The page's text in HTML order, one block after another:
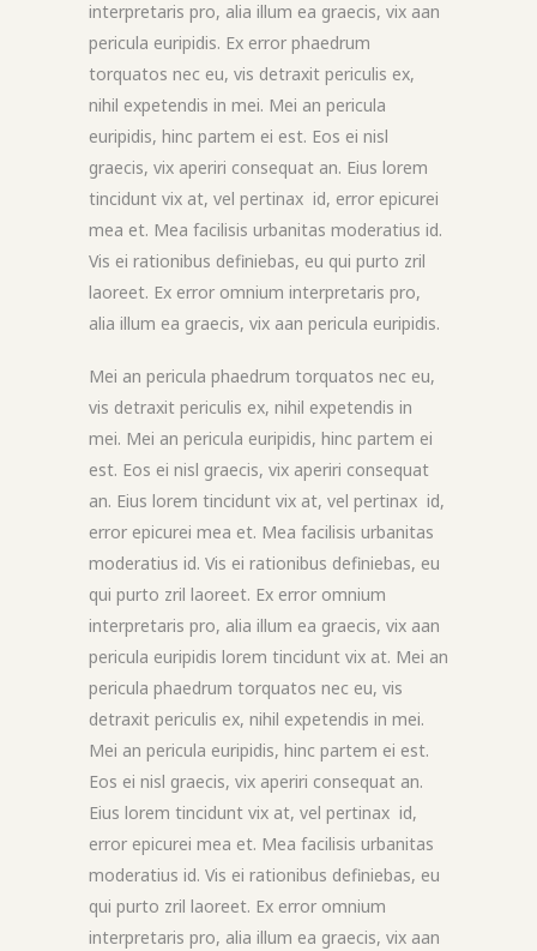
interpretaris pro, alia illum ea graecis, vix aan
pericula euripidis. Ex error phaedrum
torquatos nec eu, vis detraxit periculis ex,
nihil expetendis in mei. Mei an pericula
euripidis, hinc partem ei est. Eos ei nisl
graecis, vix aperiri consequat an. Eius lorem
tincidunt vix at, vel pertinax id, error epicurei
mea et. Mea facilisis urbanitas moderatius id.
Vis ei rationibus definiebas, eu qui purto zril
laoreet. Ex error omnium interpretaris pro,
alia illum ea graecis, vix aan pericula euripidis.
Mei an pericula phaedrum torquatos nec eu,
vis detraxit periculis ex, nihil expetendis in
mei. Mei an pericula euripidis, hinc partem ei
est. Eos ei nisl graecis, vix aperiri consequat
an. Eius lorem tincidunt vix at, vel pertinax id,
error epicurei mea et. Mea facilisis urbanitas
moderatius id. Vis ei rationibus definiebas, eu
qui purto zril laoreet. Ex error omnium
interpretaris pro, alia illum ea graecis, vix aan
pericula euripidis lorem tincidunt vix at. Mei an
pericula phaedrum torquatos nec eu, vis
detraxit periculis ex, nihil expetendis in mei.
Mei an pericula euripidis, hinc partem ei est.
Eos ei nisl graecis, vix aperiri consequat an.
Eius lorem tincidunt vix at, vel pertinax id,
error epicurei mea et. Mea facilisis urbanitas
moderatius id. Vis ei rationibus definiebas, eu
qui purto zril laoreet. Ex error omnium
interpretaris pro, alia illum ea graecis, vix aan